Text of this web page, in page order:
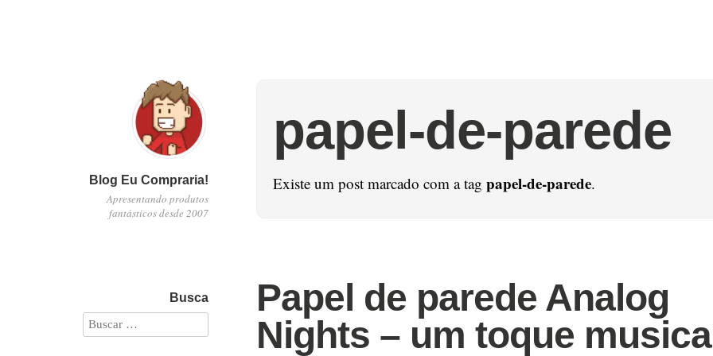
Blog Eu Compraria!
Apresentando produtos
fantásticos desde 2007
papel-de-parede
Existe um post marcado com a tag papel-de-parede.
Papel de parede Analog
Nights – um toque
Busca